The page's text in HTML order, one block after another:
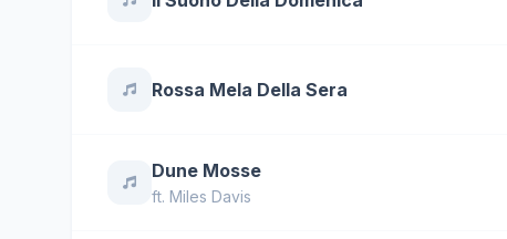
Rossa Mela Della Sera
Dune Mosse
ft. Miles Davis